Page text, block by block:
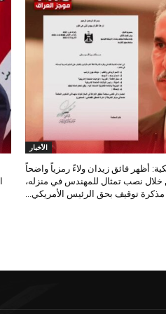
الأخبار
أظهر فائق زيدان ولاءً رمزياً واضحاً
نصب تمثال للمهندس في منزله،
توقيف بحق الرئيس الأمريكي...